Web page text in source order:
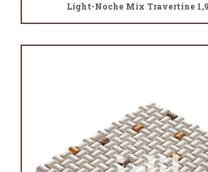
Light-Noche Mix Travertine